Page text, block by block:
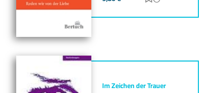
Im Zeichen der Trauer